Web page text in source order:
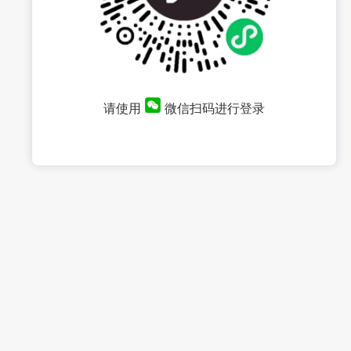
请使用 微信扫码进行登录